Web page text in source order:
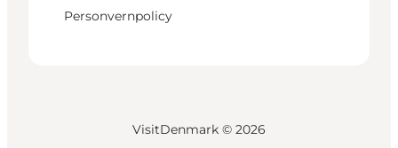
Personvernpolicy
VisitDenmark © 2026